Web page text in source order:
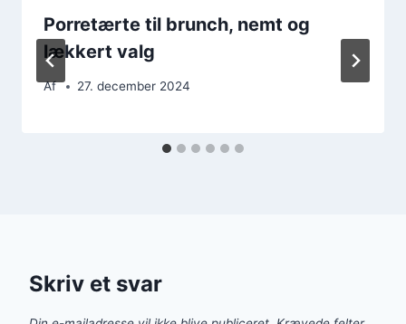
Porretærte til brunch, nemt og
lækkert valg
Af 27. december 2024
Skriv et svar